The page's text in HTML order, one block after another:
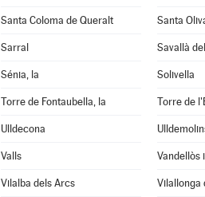
Santa Coloma de Queralt Santa
Sarral Savallà
Sénia, la Solivella
Torre de Fontaubella, la Torre de
Ulldecona
Valls
Vilalba dels Arcs Vilallonga